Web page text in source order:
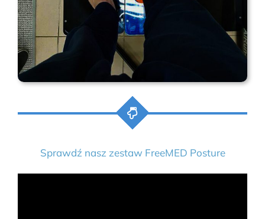
Sprawdź nasz zestaw FreeMED Posture